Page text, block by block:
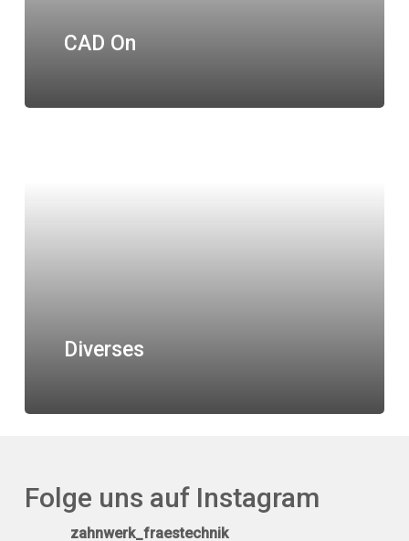
CAD On
Diverses
Folge uns auf Instagram
zahnwerk_fraestechnik